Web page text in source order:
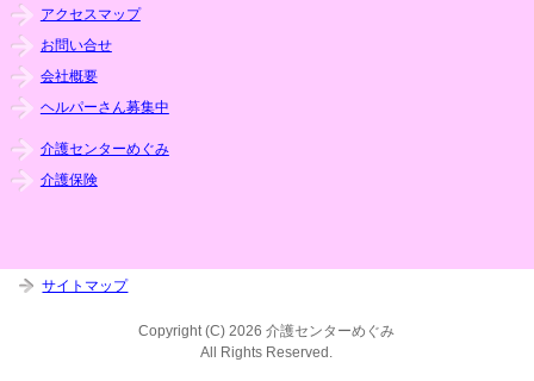
アクセスマップ
お問い合せ
会社概要
ヘルパーさん募集中
介護センターめぐみ
介護保険
サイトマップ
Copyright (C) 2026 介護センターめぐみ
All Rights Reserved.